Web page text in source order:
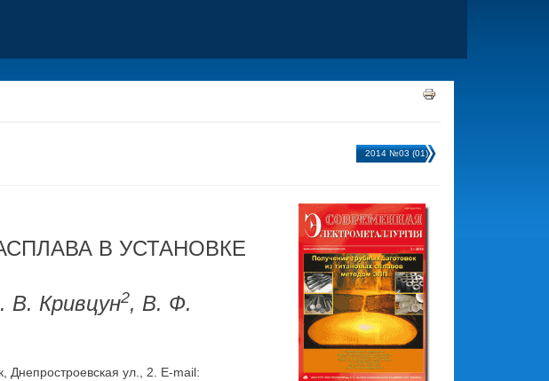
2014 №03 (01)
В УСТАНОВКЕ
В. Кривцун2, В. Ф.
Днепростроевская ул., 2. E-mail: